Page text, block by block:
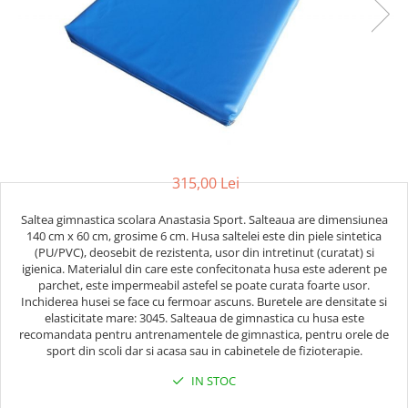
Saci/Dispozitive cu baza
Saci box uppercut/clepsidra
Saci box gonflabili
Sisteme de prindere/Accesorii
Minge/Para cu dubla fixare
ArteMartiale/Karate/Kickboxing
Tibiere/Glezniere Arte
Martiale/Karate/Kickboxing
Protectii Arte Martiale Karate
Centuri Arte Martiale/Karate
Arme Arte Martiale
Accesorii/Diverse
Accesorii Fitness
Funii/Franghii Antrenament
Imbracaminte pt Fitness
Stander/Suport
315,00 Lei
Saltea gimnastica scolara Anastasia Sport. Salteaua are dimensiunea
140 cm x 60 cm, grosime 6 cm. Husa saltelei este din piele sintetica
(PU/PVC), deosebit de rezistenta, usor din intretinut (curatat) si
igienica. Materialul din care este confecitonata husa este aderent pe
parchet, este impermeabil astefel se poate curata foarte usor.
Inchiderea husei se face cu fermoar ascuns. Buretele are densitate si
elasticitate mare: 3045. Salteaua de gimnastica cu husa este
recomandata pentru antrenamentele de gimnastica, pentru orele de
sport din scoli dar si acasa sau in cabinetele de fizioterapie.
IN STOC